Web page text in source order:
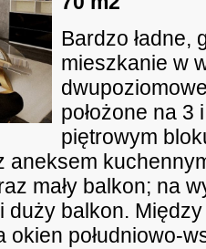
Bardzo ładne,
mieszkanie w
położone na 3
piętrowym
aneksem
mały balkon; na
duży balkon.
okien południowo-